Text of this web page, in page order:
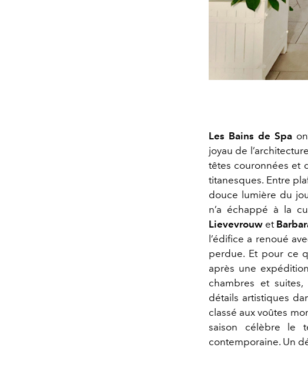
Les Bains de Spa
joyau de
têtes couronnées et
titanesques. Entre
douce lumière du
n’a échappé à la
Lievevrouw et
l’édifice a renoué
perdue. Et pour ce
après une
chambres et
détails artistiques
classé aux voûtes
saison célèbre le
contemporaine. Un